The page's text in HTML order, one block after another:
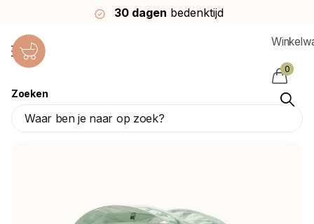
30 dagen bedenktijd
Zoeken
0
Babymoov Strandtentje Blue Lagoon
Babymoov